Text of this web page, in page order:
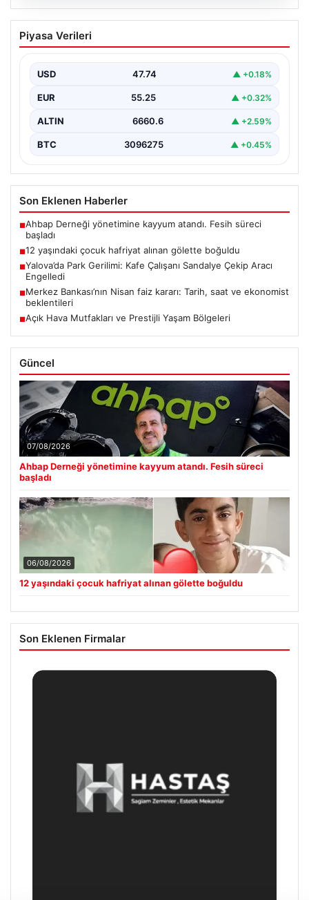
06.08.2026
12 yaşındaki çocuk hafriyat alınan
gölette boğuldu
Oluşan Gölette Boğuldu", "content": "Erzurum’un Oltu
ilçesinde…
Piyasa Verileri
USD 47.74 ▲ +0.18%
EUR 55.25 ▲ +0.32%
ALTIN 6660.6 ▲ +2.59%
BTC 3096275 ▲ +0.45%
Son Eklenen Haberler
■Ahbap Derneği yönetimine kayyum atandı. Fesih süreci
başladı
■12 yaşındaki çocuk hafriyat alınan gölette boğuldu
■Yalova’da Park Gerilimi: Kafe Çalışanı Sandalye Çekip Aracı
Engelledi
■Merkez Bankası’nın Nisan faiz kararı: Tarih, saat ve ekonomist
beklentileri
■Açık Hava Mutfakları ve Prestijli Yaşam Bölgeleri
Güncel
07/08/2026
Ahbap Derneği yönetimine kayyum atandı. Fesih süreci
başladı
06/08/2026
12 yaşındaki çocuk hafriyat alınan gölette boğuldu
Son Eklenen Firmalar